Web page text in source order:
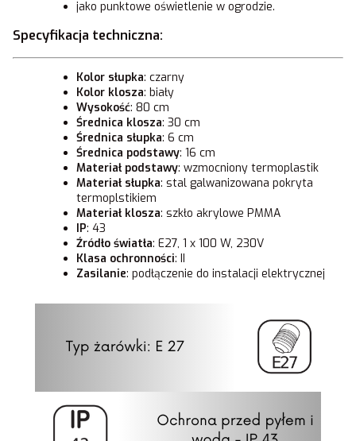
jako punktowe oświetlenie w ogrodzie.
Specyfikacja techniczna:
Kolor słupka: czarny
Kolor klosza: biały
Wysokość: 80 cm
Średnica klosza: 30 cm
Średnica słupka: 6 cm
Średnica podstawy: 16 cm
Materiał podstawy: wzmocniony termoplastik
Materiał słupka: stal galwanizowana pokryta
termoplstikiem
Materiał klosza: szkło akrylowe PMMA
IP: 43
Źródło światła: E27, 1 x 100 W, 230V
Klasa ochronności: II
Zasilanie: podłączenie do instalacji elektrycznej